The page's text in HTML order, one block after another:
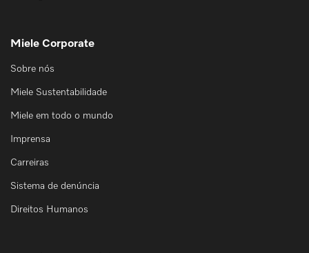
Miele Corporate
Sobre nós
Miele Sustentabilidade
Miele em todo o mundo
Imprensa
Carreiras
Sistema de denúncia
Direitos Humanos